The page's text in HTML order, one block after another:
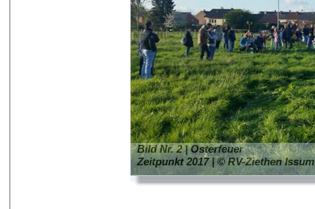
Bild Nr. 2 | Osterfeuer
Zeitpunkt 2017 | © RV-Ziethen Issum